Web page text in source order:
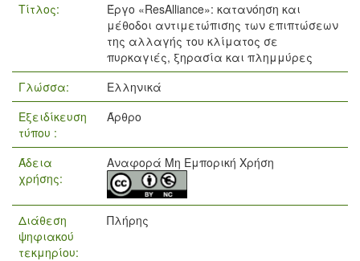
Τίτλος:
Έργο «ResAlliance»: κατανόηση και
μέθοδοι αντιμετώπισης των επιπτώσεων
της αλλαγής του κλίματος σε
πυρκαγιές, ξηρασία και πλημμύρες
Γλώσσα:
Ελληνικά
Εξειδίκευση
τύπου :
Άρθρο
Άδεια
χρήσης:
Αναφορά Μη Εμπορική Χρήση
Διάθεση
ψηφιακού
τεκμηρίου:
Πλήρης